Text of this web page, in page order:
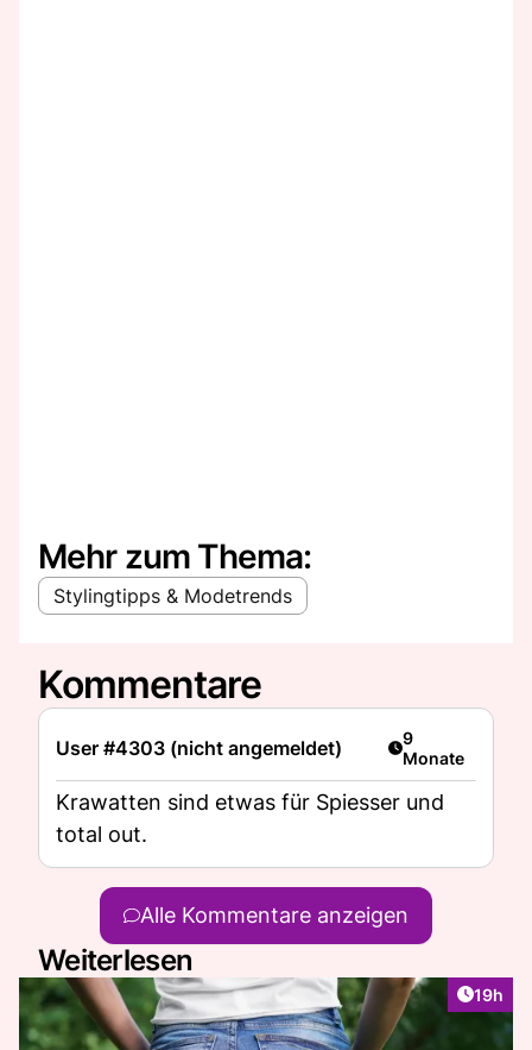
Mehr zum Thema:
Stylingtipps & Modetrends
Kommentare
User #4303 (nicht angemeldet) Artikel
9
Monate
Krawatten sind etwas für Spiesser und
total out.
Alle Kommentare anzeigen
Weiterlesen
Artikel
19h